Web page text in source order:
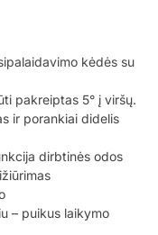
kėdės su
pakreiptas 5° į viršų.
ir porankiai didelis
dirbtinės odos
– puikus laikymo